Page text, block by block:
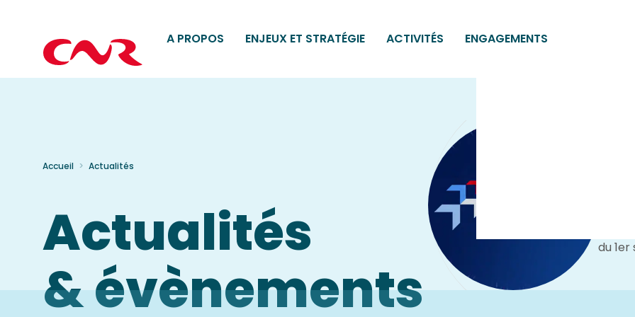
A PROPOS ENJEUX ET STRATÉGIE ACTIVITÉS ENGAGEMENTS
Accueil Actualités
Actualités
& évènements
du